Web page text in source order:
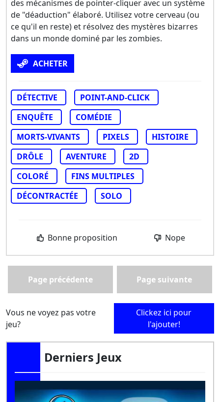
des mécanismes de pointer-cliquer avec un système
de "déaduction" élaboré. Utilisez votre cerveau (ou
ce qu'il en reste) et résolvez des mystères bizarres
dans un monde dominé par les zombies.
ACHETER
DÉTECTIVE
POINT-AND-CLICK
ENQUÊTE
COMÉDIE
MORTS-VIVANTS
PIXELS
HISTOIRE
DRÔLE
AVENTURE
2D
COLORÉ
FINS MULTIPLES
DÉCONTRACTÉE
SOLO
Bonne proposition Nope
Page précédente Page suivante
Vous ne voyez pas votre
jeu?
Clickez ici pour
l'ajouter!
Derniers Jeux